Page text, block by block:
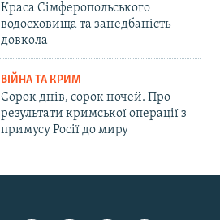
Краса Сімферопольського
водосховища та занедбаність
довкола
ВІЙНА ТА КРИМ
Сорок днів, сорок ночей. Про
результати кримської операції з
примусу Росії до миру